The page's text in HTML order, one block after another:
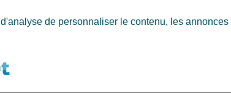
de personnaliser le contenu, les